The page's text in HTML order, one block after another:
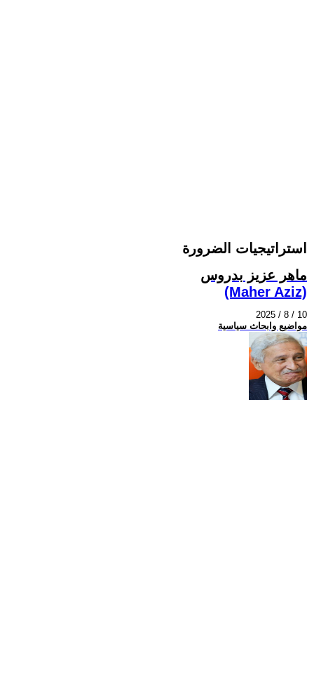
استراتيجيات الضرورة
ماهر عزيز بدروس
(Maher Aziz)
2025 / 8 / 10
مواضيع وابحاث سياسية